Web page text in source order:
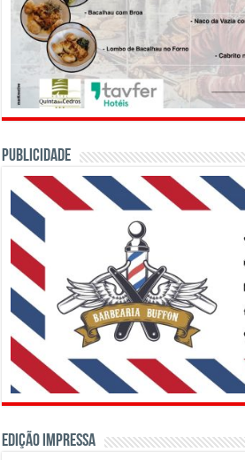
PUBLICIDADE
Edição Impressa